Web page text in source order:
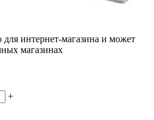
для интернет-магазина и может
магазинах
+